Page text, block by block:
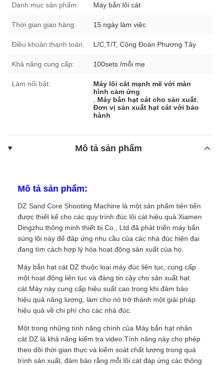
Danh mục sản phẩm: Máy bắn lõi cát
Thời gian giao hàng: 15 ngày làm việc
Điều khoản thanh toán: L/C,T/T, Công Đoàn Phương Tây
Khả năng cung cấp: 100sets /mỗi mẹ
Làm nổi bật:
Máy lõi cát mạnh mẽ với màn
hình cảm ứng
Máy bắn hạt cát cho sản xuất
Đơn vị sản xuất hạt cát với bảo
hành
Mô tả sản phẩm
Mô tả sản phẩm:
DZ Sand Core Shooting Machine là một sản phẩm tiên tiến
được thiết kế cho các quy trình đúc lõi cát hiệu quả.Xiamen
Dingzhu thông minh thiết bị Co., Ltd đã phát triển máy bắn
súng lõi này để đáp ứng nhu cầu của các nhà đúc hiện đại
đang tìm cách hợp lý hóa hoạt động sản xuất của họ.
Máy bắn hạt cát DZ thuộc loại máy đúc liên tục, cung cấp
một hoạt động liên tục và đáng tin cậy cho sản xuất hạt
cát.Máy này cung cấp hiệu suất cao trong khi đảm bảo
hiệu quả năng lượng, làm cho nó trở thành một giải pháp
hiệu quả về chi phí cho các nhà đúc.
Một trong những tính năng chính của Máy bắn hạt nhân
cát DZ là khả năng kiểm tra video.Tính năng này cho phép
theo dõi thời gian thực và kiểm soát chất lượng trong quá
trình sản xuất, đảm bảo rằng mỗi lõi cát đáp ứng các thông